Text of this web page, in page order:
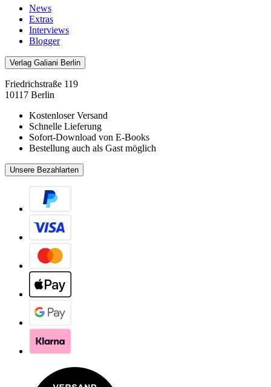
News
Extras
Interviews
Blogger
Verlag Galiani Berlin
Friedrichstraße 119
10117 Berlin
Kostenloser Versand
Schnelle Lieferung
Sofort-Download von E-Books
Bestellung auch als Gast möglich
Unsere Bezahlarten